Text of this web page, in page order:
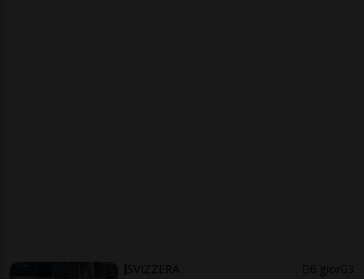
SVIZZERA 6 gior 3